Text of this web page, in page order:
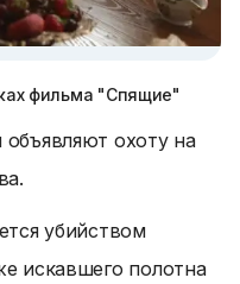
фильма "Спящие"
охоту на
убийством
искавшего полотна